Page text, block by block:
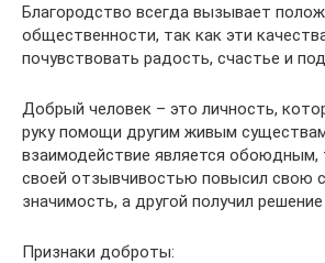
Благородство всегда вызывает
общественности, так как эти
почувствовать радость, счастье и
Добрый человек – это личность,
руку помощи другим живым
взаимодействие является обоюдным,
своей отзывчивостью повысил свою
значимость, а другой получил
Признаки доброты: